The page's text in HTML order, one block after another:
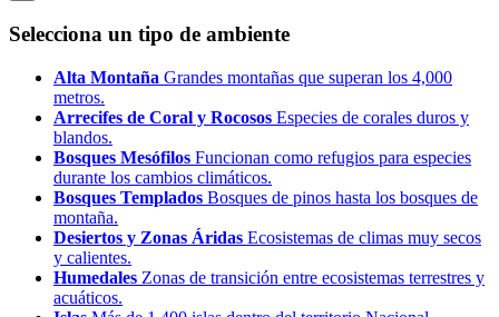
Selecciona un tipo de ambiente
Alta Montaña Grandes montañas que superan los 4,000
metros.
Arrecifes de Coral y Rocosos Especies de corales duros y
blandos.
Bosques Mesófilos Funcionan como refugios para especies
durante los cambios climáticos.
Bosques Templados Bosques de pinos hasta los bosques de
montaña.
Desiertos y Zonas Áridas Ecosistemas de climas muy secos
y calientes.
Humedales Zonas de transición entre ecosistemas terrestres y
acuáticos.